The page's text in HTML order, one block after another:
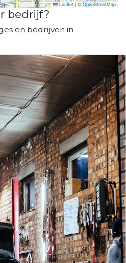
Leaflet | © OpenStreetMap
bedrijf?
en bedrijven in